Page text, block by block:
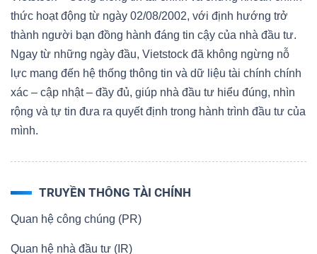
thức hoạt động từ ngày 02/08/2002, với định hướng trở
thành người bạn đồng hành đáng tin cậy của nhà đầu tư.
Ngay từ những ngày đầu, Vietstock đã không ngừng nỗ
lực mang đến hệ thống thông tin và dữ liệu tài chính chính
xác – cập nhật – đầy đủ, giúp nhà đầu tư hiểu đúng, nhìn
rộng và tự tin đưa ra quyết định trong hành trình đầu tư của
mình.
TRUYỀN THÔNG TÀI CHÍNH
Quan hệ công chúng (PR)
Quan hệ nhà đầu tư (IR)